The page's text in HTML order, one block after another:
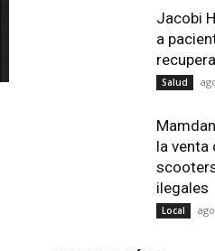
Jacobi
a
Salud
la venta
ilegales
Local